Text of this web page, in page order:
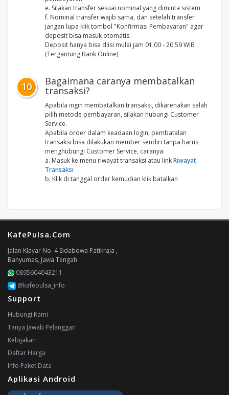
e. Silakan transfer sesuai nominal yang diminta sistem
f. Nominal transfer wajib sama, dan setelah transfer
jangan lupa klik tombol "Konfirmasi Pembayaran" agar
deposit bisa masuk otomatis.
Deposit hanya bisa diisi mulai jam 01.00 - 20.59 WIB
(Tergantung Bank Online)
10 Bagaimana caranya membatalkan
transaksi?
Apabila ingin membatalkan transaksi, dikarenakan salah
pilih metode pembayaran, silakan hubungi Customer
Service.
Apabila order dalam keadaan login, pembatalan
transaksi bisa dilakukan member sendiri tanpa harus
menghubungi Customer Service, caranya:
a. Masuk ke menu riwayat transaksi atau linkRiwayat
Transaksi
b. Klik di tanggal order kemudian klik batalkan
KafePulsa.Com
Jalan Klayar No. 4 Sidabowa Patikraja ,
Banyumas, Jawa Tengah
0895604043211
@kafepulsa_info
Support
Hubungi Kami
Tanya Jawab Pelanggan
Kebijakan
Daftar Harga
Info Paket Data
Aplikasi Android